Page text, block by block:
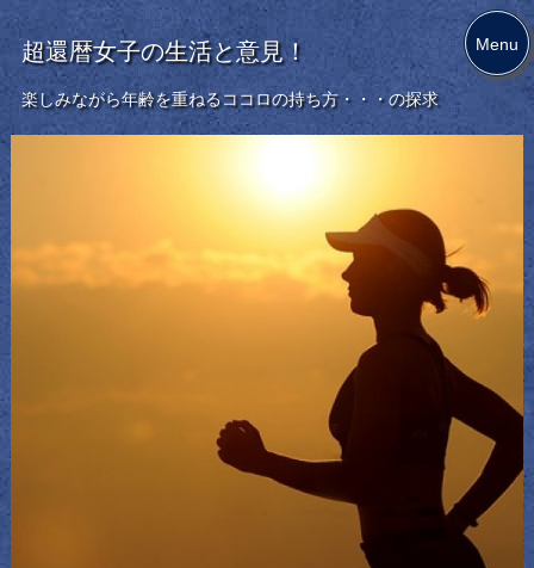
超還暦女子の生活と意見！
楽しみながら年齢を重ねるココロの持ち方・・・の探求
Menu